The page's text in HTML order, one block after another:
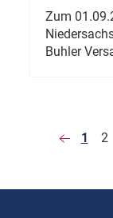
Zum
Buhler
1 2